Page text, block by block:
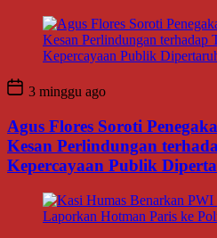
3 minggu ago
Agus Flores Soroti
Kesan Perlindungan
Kepercayaan Publik